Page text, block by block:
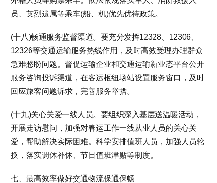
员、英烈遗属等乘车(船、机)优先优待政策。
(十八)畅通服务监督渠道。要充分发挥12328、12306、
12326等交通运输服务热线作用，及时高效受理办理群众
急难愁盼问题。督促运输企业和交通运输新业态平台公开
服务咨询投诉渠道，在客运枢纽场站设置服务窗口，及时
回应旅客问题诉求，完善服务举措。
(十九)关心关爱一线人员。要组织深入基层送温暖活动，
开展走访慰问，加强对春运工作一线从业人员的关心关
爱，帮助解决实际困难。科学安排值班人员，加强人员轮
换，落实调休补休、节日值班津贴等制度。
七、最高效率做好交通物流保通保畅